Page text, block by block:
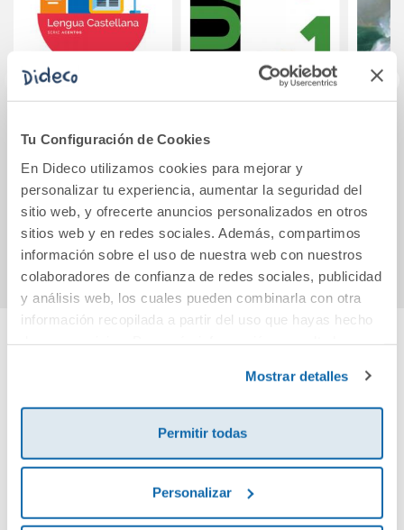
Tu Configuración de Cookies
En Dideco utilizamos cookies para mejorar y
personalizar tu experiencia, aumentar la seguridad del
sitio web, y ofrecerte anuncios personalizados en otros
sitios web y en redes sociales. Además, compartimos
información sobre el uso de nuestra web con nuestros
colaboradores de confianza de redes sociales, publicidad
y análisis web, los cuales pueden combinarla con otra
información recopilada a partir del uso que hayas hecho
Mostrar detalles
Permitir todas
Personalizar
5PRI LENG
ACENTOS ED26
53,94€
Comprar
Dual 1. Història del
contemporani.
Llibre consulta i
quadern. Nova
edició
39,95€
Comprar
Cuéntanos tu opinión